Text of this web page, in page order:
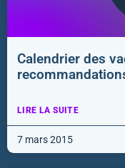
Calendrier des
LIRE LA SUITE
7 mars 2015